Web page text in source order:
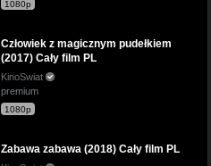
1080p
Człowiek z magicznym pudełkiem
(2017) Cały film PL
KinoSwiat
premium
1080p
Zabawa zabawa (2018) Cały film PL